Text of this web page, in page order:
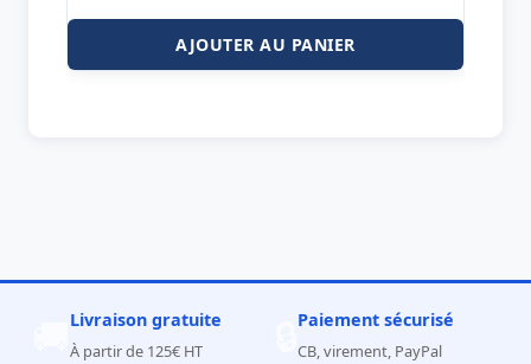
AJOUTER AU PANIER
Livraison gratuite
À partir de 125€ HT
Paiement sécurisé
CB, virement, PayPal